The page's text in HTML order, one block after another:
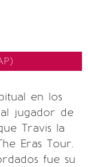
en los
jugador de
Travis la
Eras Tour.
fue su